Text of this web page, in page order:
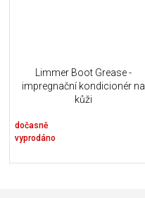
Limmer Boot Grease -
impregnační kondicionér na
kůži
dočasně
vyprodáno